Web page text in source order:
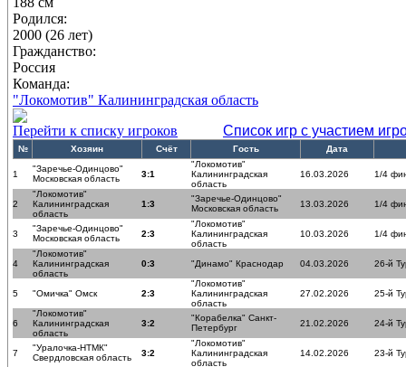
Родился:
2000 (26 лет)
Гражданство:
Россия
Команда:
"Локомотив" Калининградская область
Перейти к списку игроков
Список игр с участием
№ Хозяин Счёт Гость Дата
1
"Заречье-Одинцово"
Московская область
3:1
"Локомотив"
Калининградская
область
16.03.2026 1/4
2
"Локомотив"
Калининградская
область
1:3
"Заречье-Одинцово"
Московская область
13.03.2026 1/4
3
"Заречье-Одинцово"
Московская область
2:3
"Локомотив"
Калининградская
область
10.03.2026 1/4
4
"Локомотив"
Калининградская
область
0:3 "Динамо" Краснодар 04.03.2026 26-й
5 "Омичка" Омск 2:3
"Локомотив"
Калининградская
область
27.02.2026 25-й
6
"Локомотив"
Калининградская
область
3:2
"Корабелка" Санкт-
Петербург
21.02.2026 24-й
7
"Уралочка-НТМК"
Свердловская область
3:2
"Локомотив"
Калининградская
область
14.02.2026 23-й